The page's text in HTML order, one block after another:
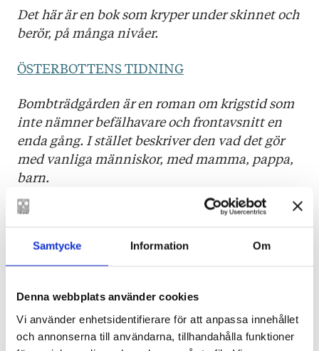
Samtycke Information Om
Denna webbplats använder cookies
Vi använder enhetsidentifierare för att anpassa innehållet
och annonserna till användarna, tillhandahålla funktioner
Det här är en bok som kryper under skinnet och
berör, på många nivåer.
ÖSTERBOTTENS TIDNING
Bombträdgården är en roman om krigstid som
inte nämner befälhavare och frontavsnitt en
enda gång. I stället beskriver den vad det gör
med vanliga människor, med mamma, pappa,
barn.
ÅBO UNDERRÄTTELSER
Krigsbarnet förväntades rädda en
dysfunktionell familj från något farligt,
djupt in i den här kategorin av
bevekelsegrunder. Romanens drygt 300 sidor
rymmer sadistiska mobbningslekar,